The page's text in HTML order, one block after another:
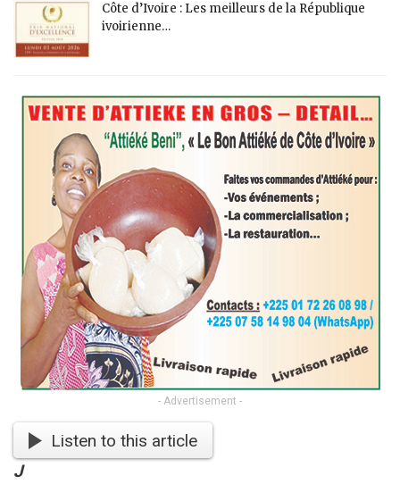
Côte d’Ivoire : Les meilleurs de la République
ivoirienne…
- Advertisement -
Listen to this article
J